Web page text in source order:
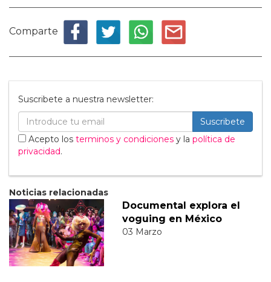
Comparte
Suscribete a nuestra newsletter:
Suscribete
Acepto los terminos y condiciones y la política de
privacidad.
Noticias relacionadas
Documental explora el
voguing en México
03 Marzo